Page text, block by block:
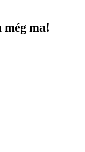
ma!